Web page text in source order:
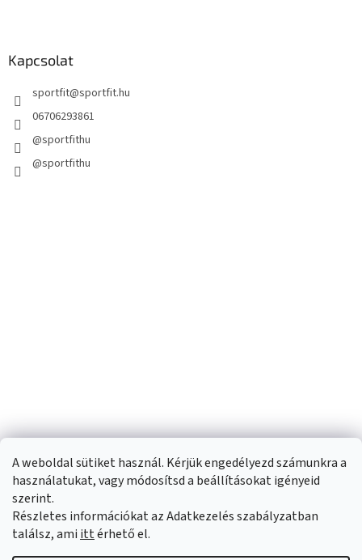
A weboldal sütiket használ. Kérjük engedélyezd számunkra a
használatukat, vagy módosítsd a beállításokat igényeid
szerint.
Részletes információkat az Adatkezelés szabályzatban
találsz, ami ittérhető el.
Kapcsolat
sportfit@sportfit.hu
06706293861
@sportfithu
@sportfithu
Shoptet készítette